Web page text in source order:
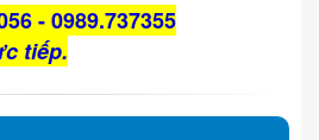
- 0989.737355
tiếp.